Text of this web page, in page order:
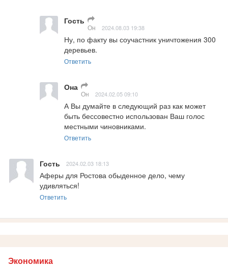
Гость
Он 2024.08.03 19:38
Ну, по факту вы соучастник уничтожения 300
деревьев.
Ответить
Она
Он 2024.02.05 09:10
А Вы думайте в следующий раз как может
быть бессовестно использован Ваш голос
местными чиновниками.
Ответить
Гость 2024.02.03 18:13
Аферы для Ростова обыденное дело, чему
удивляться!
Ответить
Экономика